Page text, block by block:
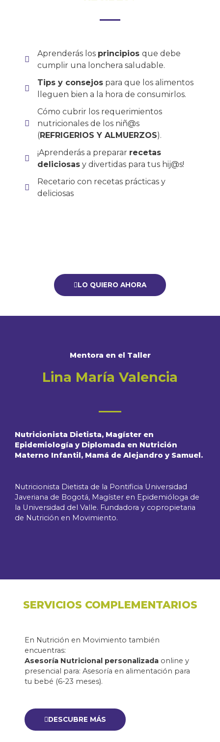
Aprenderás los principiosque debe
cumplir una lonchera saludable.
Tips y consejos para que los alimentos
lleguen bien a la hora de consumirlos.
Cómo cubrir los requerimientos
nutricionales de los niñ@s
(REFRIGERIOS Y ALMUERZOS).
¡Aprenderás a preparar recetas
deliciosas y divertidas para tus hij@s!
Recetario con recetas prácticas y
deliciosas
LO QUIERO AHORA
Mentora en el Taller
Lina María Valencia
Nutricionista Dietista, Magíster en
Epidemiología y Diplomada en Nutrición
Materno Infantil, Mamá de Alejandro y Samuel.
Nutricionista Dietista de la Pontificia Universidad
Javeriana de Bogotá, Magíster en Epidemióloga de
la Universidad del Valle. Fundadora y copropietaria
de Nutrición en Movimiento.
SERVICIOS COMPLEMENTARIOS
En Nutrición en Movimiento también
encuentras:
Asesoría Nutricional personalizada online y
presencial para: Asesoría en alimentación para
tu bebé (6-23 meses).
DESCUBRE MÁS